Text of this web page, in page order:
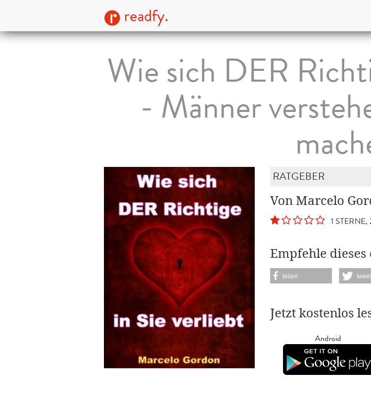
readfy.
Wie sich DER
- Männer
RATGEBER
Von Marcelo
1
Empfehle
teilen tweet
Jetzt kostenlos
Android